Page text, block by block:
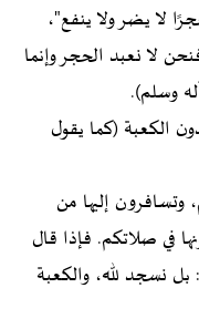
لا يضر ولا ينفع"،
لا نعبد الحجر وإنما
وسلم).
الكعبة (كما يقول
وتسافرون إليها من
في صلاتكم. فإذا قال
نسجد لله، والكعبة